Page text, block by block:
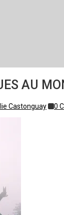
AU
Castonguay 0